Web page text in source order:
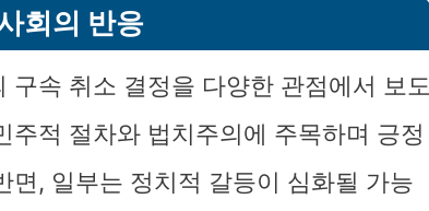
회의 반응
속 취소 결정을 다양한 관점에서 보도
적 절차와 법치주의에 주목하며 긍정
면, 일부는 정치적 갈등이 심화될 가능